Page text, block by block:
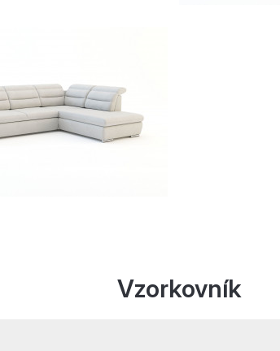
Vzorkovník